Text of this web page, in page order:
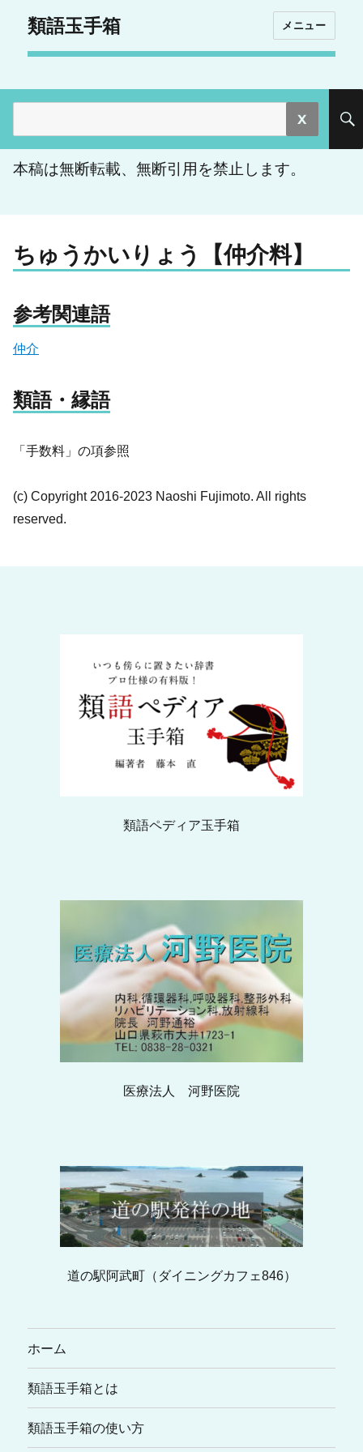
類語玉手箱 メニュー
索:
本稿は無断転載、無断引用を禁止します。
ちゅうかいりょう【仲介料】
参考関連語
仲介
類語・縁語
「手数料」の項参照
(c) Copyright 2016-2023 Naoshi Fujimoto. All rights
reserved.
類語ペディア玉手箱
医療法人 河野医院
道の駅阿武町（ダイニングカフェ846）
ホーム
類語玉手箱とは
類語玉手箱の使い方